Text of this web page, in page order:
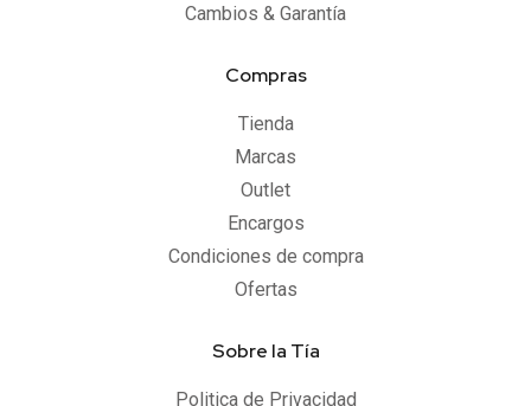
Cambios & Garantía
Compras
Tienda
Marcas
Outlet
Encargos
Condiciones de compra
Ofertas
Sobre la Tía
Politica de Privacidad